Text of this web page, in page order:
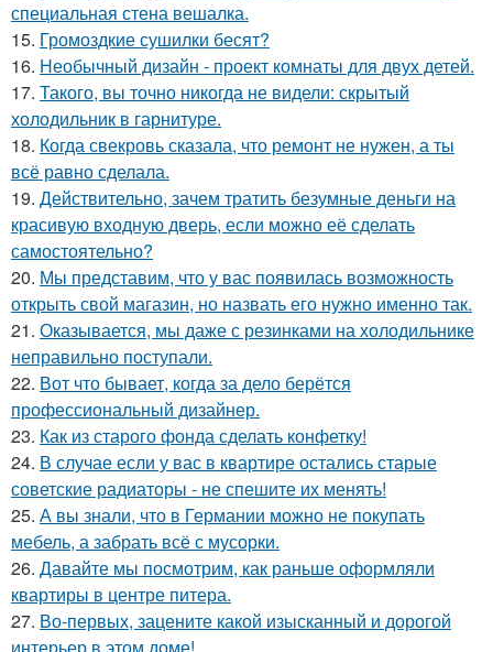
специальная стена вешалка.
15. Громоздкие сушилки бесят?
16. Необычный дизайн - проект комнаты для двух детей.
17. Такого, вы точно никогда не видели: скрытый
холодильник в гарнитуре.
18. Когда свекровь сказала, что ремонт не нужен, а ты
всё равно сделала.
19. Действительно, зачем тратить безумные деньги на
красивую входную дверь, если можно её сделать
самостоятельно?
20. Мы представим, что у вас появилась возможность
открыть свой магазин, но назвать его нужно именно так.
21. Оказывается, мы даже с резинками на холодильнике
неправильно поступали.
22. Вот что бывает, когда за дело берётся
профессиональный дизайнер.
23. Как из старого фонда сделать конфетку!
24. В случае если у вас в квартире остались старые
советские радиаторы - не спешите их менять!
25. А вы знали, что в Германии можно не покупать
мебель, а забрать всё с мусорки.
26. Давайте мы посмотрим, как раньше оформляли
квартиры в центре питера.
27. Во-первых, зацените какой изысканный и дорогой
интерьер в этом доме!